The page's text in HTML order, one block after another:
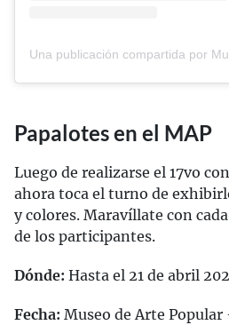
Papalotes en el MAP
Luego de realizarse el 17vo
ahora toca el turno de
y colores. Maravíllate con
de los participantes.
Dónde: Hasta el 21 de abril
Fecha: Museo de Arte Popular